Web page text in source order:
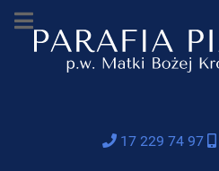
17 229 74 97